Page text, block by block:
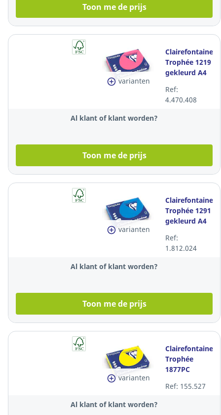
Toon me de prijs
varianten
Clairefontaine
Trophée 1219
gekleurd A4
fuchsia, per
250 vel
Ref:
4.470.408
Al klant of klant worden?
Toon me de prijs
varianten
Clairefontaine
Trophée 1291
gekleurd A4
caraïbenblauw,
per 250 vel
Ref:
1.812.024
Al klant of klant worden?
Toon me de prijs
varianten
Clairefontaine
Trophée
1877PC
papier, 80 g,
Ref: 155.527
Al klant of klant worden?